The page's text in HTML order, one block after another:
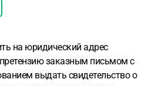
на юридический адрес
заказным письмом с
выдать свидетельство о